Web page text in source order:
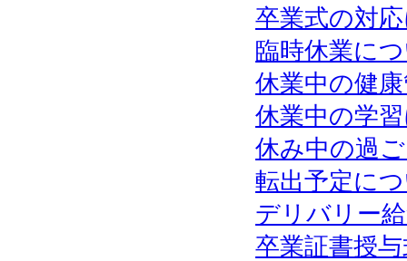
卒業式の対
臨時休業に
休業中の健
休業中の学
休み中の過
転出予定に
デリバリー
卒業証書授